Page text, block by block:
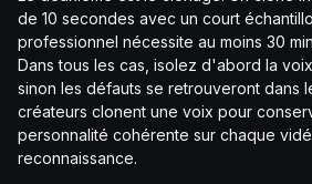
de 10 secondes avec un court
professionnel nécessite au moins 30
Dans tous les cas, isolez d'abord la
sinon les défauts se retrouveront dans
créateurs clonent une voix pour
personnalité cohérente sur chaque
reconnaissance.